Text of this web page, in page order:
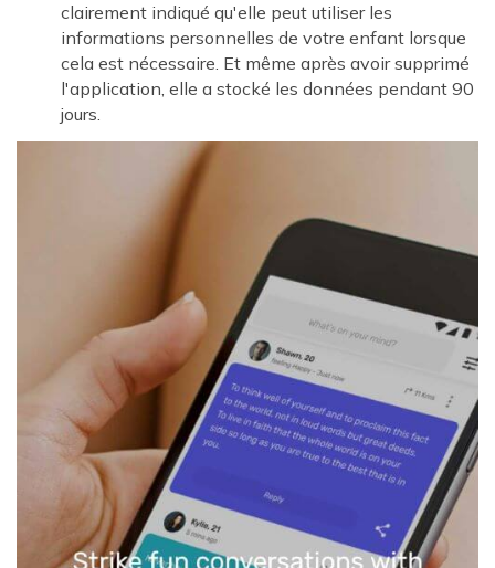
clairement indiqué qu'elle peut utiliser les
informations personnelles de votre enfant lorsque
cela est nécessaire. Et même après avoir supprimé
l'application, elle a stocké les données pendant 90
jours.